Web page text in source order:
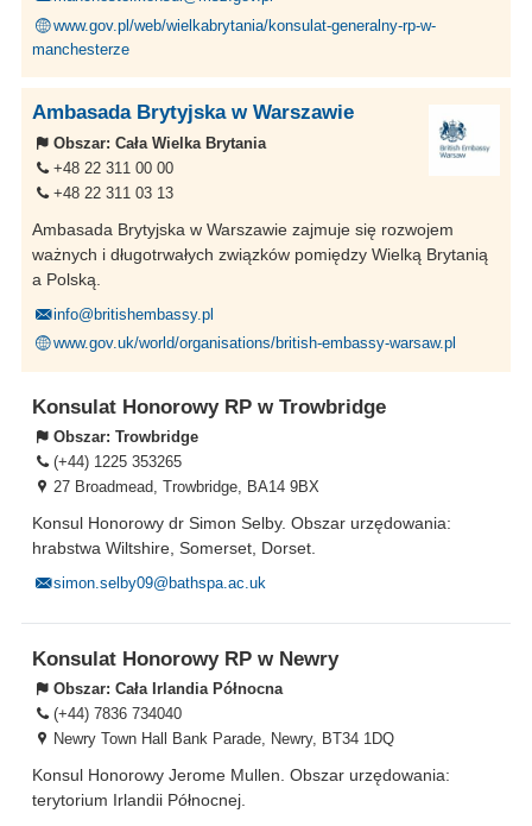
www.gov.pl/web/wielkabrytania/konsulat-generalny-rp-w-
manchesterze
Ambasada Brytyjska w Warszawie
Obszar: Cała Wielka Brytania
+48 22 311 00 00
+48 22 311 03 13
Ambasada Brytyjska w Warszawie zajmuje się rozwojem
ważnych i długotrwałych związków pomiędzy Wielką Brytanią
a Polską.
info@britishembassy.pl
www.gov.uk/world/organisations/british-embassy-warsaw.pl
Konsulat Honorowy RP w Trowbridge
Obszar: Trowbridge
(+44) 1225 353265
27 Broadmead, Trowbridge, BA14 9BX
Konsul Honorowy dr Simon Selby. Obszar urzędowania:
hrabstwa Wiltshire, Somerset, Dorset.
simon.selby09@bathspa.ac.uk
Konsulat Honorowy RP w Newry
Obszar: Cała Irlandia Północna
(+44) 7836 734040
Newry Town Hall Bank Parade, Newry, BT34 1DQ
Konsul Honorowy Jerome Mullen. Obszar urzędowania:
terytorium Irlandii Północnej.